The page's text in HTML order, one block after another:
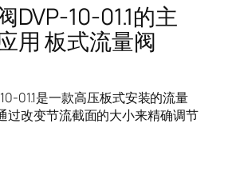
DVP-10-01.1的主
用 板式流量阀
01.1是一款高压板式安装的流量
过改变节流截面的大小来精确调节